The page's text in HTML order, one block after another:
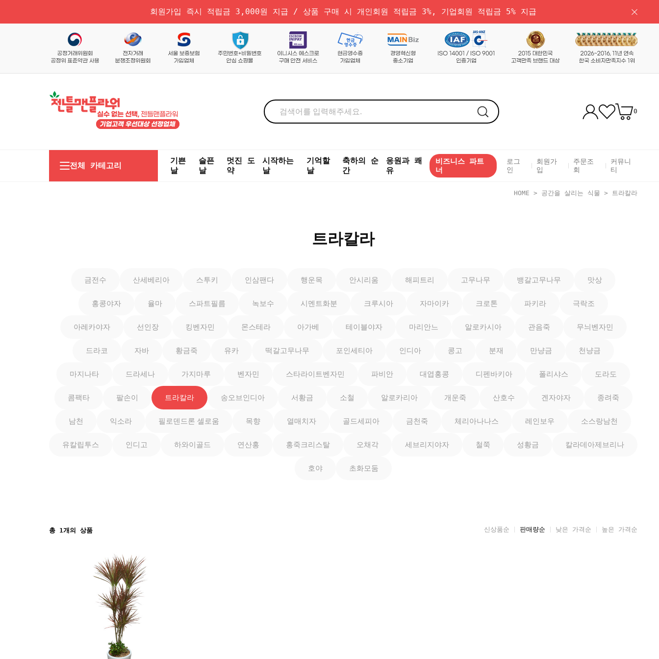
회원가입 즉시 적립금 3,000원 지급 / 상품 구매 시 개인회원 적립금 3%, 기업회원 적립금 5% 지급
0
전체 카테고리
기쁜
날
슬픈
날
멋진 도
약
시작하는
날
기억할
날
축하의 순
간
응원과 쾌
유
비즈니스 파트
너
로그
인
회원가
입
주문조
회
커뮤니
티
HOME > 공간을 살리는 식물 > 트라칼라
트라칼라
금전수 산세베리아 스투키 인삼팬다 행운목 안시리움 해피트리 고무나무 뱅갈고무나무 맛상
홍콩야자 율마 스파트필름 녹보수 시멘트화분 크루시아 자마이카 크로톤 파키라 극락조
아레카야자 선인장 킹벤자민 몬스테라 아가베 테이블야자 마리안느 알로카시아 관음죽 무늬벤자민
드라코 자바 황금죽 유카 떡갈고무나무 포인세티아 인디아 콩고 분재 만냥금 천냥금
마지나타 드라세나 가지마루 벤자민 스타라이트벤자민 파비안 대엽홍콩 디펜바키아 폴리샤스 도라도
콤팩타 팔손이 트라칼라 송오브인디아 서황금 소철 알로카리아 개운죽 산호수 겐자야자 종려죽
남천 익소라 필로덴드론 셀로움 목향 열매치자 골드세피아 금천죽 체리아나나스 레인보우 소스랑남천
유칼립투스 인디고 하와이골드 연산홍 홍죽크리스탈 오채각 세브리지야자 철쭉 성황금 칼라데아제브리나
호야 초화모둠
총 1개의 상품 신상품순 판매량순 낮은 가격순 높은 가격순